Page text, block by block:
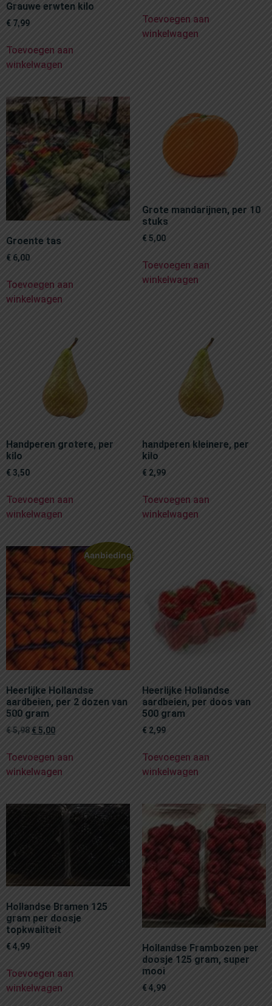
Grauwe erwten kilo
€ 7,99
Toevoegen aan
winkelwagen
Toevoegen aan
winkelwagen
Groente tas
€ 6,00
Toevoegen aan
winkelwagen
Grote mandarijnen, per 10
stuks
€5,00
Toevoegen aan
winkelwagen
Handperen grotere, per
kilo
€ 3,50
Toevoegen aan
winkelwagen
handperen kleinere, per
kilo
€ 2,99
Toevoegen aan
winkelwagen
Aanbieding!
Heerlijke Hollandse
aardbeien, per 2 dozen van
500 gram
€5,98 € 5,00
Toevoegen aan
winkelwagen
Heerlijke Hollandse
aardbeien, per doos van
500 gram
€ 2,99
Toevoegen aan
winkelwagen
Hollandse Bramen 125
gram per doosje
topkwaliteit
€ 4,99
Toevoegen aan
winkelwagen
Hollandse Frambozen per
doosje 125 gram, super
mooi
€ 4,99